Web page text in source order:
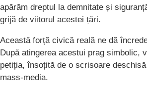
apărăm dreptul la demnitate și
grijă de viitorul acestei țări.
Această forță civică reală ne dă
După atingerea acestui prag simbolic,
petiția, însoțită de o scrisoare
mass-media.